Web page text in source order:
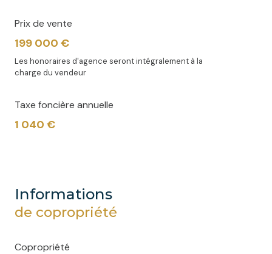
Prix de vente
199 000 €
Les honoraires d'agence seront intégralement à la
charge du vendeur
Taxe foncière annuelle
1 040 €
informations
de copropriété
Copropriété